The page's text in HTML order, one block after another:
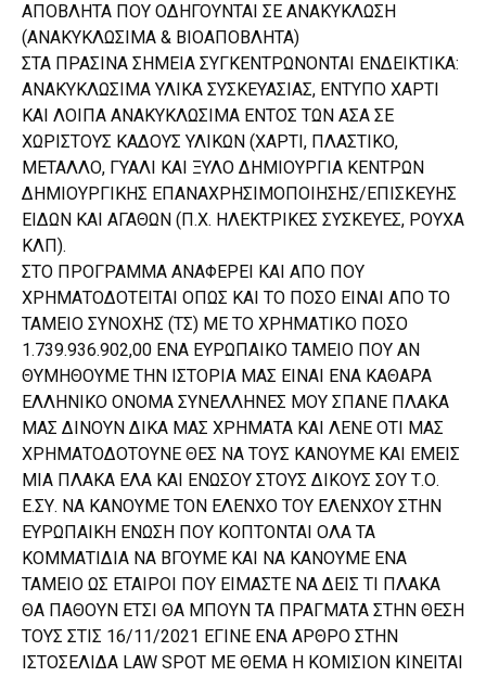
ΑΠΟΒΛΗΤΑ ΠΟΥ ΟΔΗΓΟΥΝΤΑΙ ΣΕ ΑΝΑΚΥΚΛΩΣΗ
(ΑΝΑΚΥΚΛΩΣΙΜΑ & ΒΙΟΑΠΟΒΛΗΤΑ)
ΣΤΑ ΠΡΑΣΙΝΑ ΣΗΜΕΙΑ ΣΥΓΚΕΝΤΡΩΝΟΝΤΑΙ ΕΝΔΕΙΚΤΙΚΑ:
ΑΝΑΚΥΚΛΩΣΙΜΑ ΥΛΙΚΑ ΣΥΣΚΕΥΑΣΙΑΣ, ΕΝΤΥΠΟ ΧΑΡΤΙ
ΚΑΙ ΛΟΙΠΑ ΑΝΑΚΥΚΛΩΣΙΜΑ ΕΝΤΟΣ ΤΩΝ ΑΣΑ ΣΕ
ΧΩΡΙΣΤΟΥΣ ΚΑΔΟΥΣ ΥΛΙΚΩΝ (ΧΑΡΤΙ, ΠΛΑΣΤΙΚΟ,
ΜΕΤΑΛΛΟ, ΓΥΑΛΙ ΚΑΙ ΞΥΛΟ ΔΗΜΙΟΥΡΓΙΑ ΚΕΝΤΡΩΝ
ΔΗΜΙΟΥΡΓΙΚΗΣ ΕΠΑΝΑΧΡΗΣΙΜΟΠΟΙΗΣΗΣ/ΕΠΙΣΚΕΥΗΣ
ΕΙΔΩΝ ΚΑΙ ΑΓΑΘΩΝ (Π.Χ. ΗΛΕΚΤΡΙΚΕΣ ΣΥΣΚΕΥΕΣ, ΡΟΥΧΑ
ΚΛΠ).
ΣΤΟ ΠΡΟΓΡΑΜΜΑ ΑΝΑΦΕΡΕΙ ΚΑΙ ΑΠΟ ΠΟΥ
ΧΡΗΜΑΤΟΔΟΤΕΙΤΑΙ ΟΠΩΣ ΚΑΙ ΤΟ ΠΟΣΟ ΕΙΝΑΙ ΑΠΟ ΤΟ
ΤΑΜΕΙΟ ΣΥΝΟΧΗΣ (TΣ) ΜΕ ΤΟ ΧΡΗΜΑΤΙΚΟ ΠΟΣΟ
1.739.936.902,00 ΕΝΑ ΕΥΡΩΠΑΙΚΟ ΤΑΜΕΙΟ ΠΟΥ ΑΝ
ΘΥΜΗΘΟΥΜΕ ΤΗΝ ΙΣΤΟΡΙΑ ΜΑΣ ΕΙΝΑΙ ΕΝΑ ΚΑΘΑΡΑ
ΕΛΛΗΝΙΚΟ ΟΝΟΜΑ ΣΥΝΕΛΛΗΝΕΣ ΜΟΥ ΣΠΑΝΕ ΠΛΑΚΑ
ΜΑΣ ΔΙΝΟΥΝ ΔΙΚΑ ΜΑΣ ΧΡΗΜΑΤΑ ΚΑΙ ΛΕΝΕ ΟΤΙ ΜΑΣ
ΧΡΗΜΑΤΟΔΟΤΟΥΝΕ ΘΕΣ ΝΑ ΤΟΥΣ ΚΑΝΟΥΜΕ ΚΑΙ ΕΜΕΙΣ
ΜΙΑ ΠΛΑΚΑ ΕΛΑ ΚΑΙ ΕΝΩΣΟΥ ΣΤΟΥΣ ΔΙΚΟΥΣ ΣΟΥ Τ.Ο.
Ε.ΣΥ. ΝΑ ΚΑΝΟΥΜΕ ΤΟΝ ΕΛΕΝΧΟ ΤΟΥ ΕΛΕΝΧΟΥ ΣΤΗΝ
ΕΥΡΩΠΑΙΚΗ ΕΝΩΣΗ ΠΟΥ ΚΟΠΤΟΝΤΑΙ ΟΛΑ ΤΑ
ΚΟΜΜΑΤΙΔΙΑ ΝΑ ΒΓΟΥΜΕ ΚΑΙ ΝΑ ΚΑΝΟΥΜΕ ΕΝΑ
ΤΑΜΕΙΟ ΩΣ ΕΤΑΙΡΟΙ ΠΟΥ ΕΙΜΑΣΤΕ ΝΑ ΔΕΙΣ ΤΙ ΠΛΑΚΑ
ΘΑ ΠΑΘΟΥΝ ΕΤΣΙ ΘΑ ΜΠΟΥΝ ΤΑ ΠΡΑΓΜΑΤΑ ΣΤΗΝ ΘΕΣΗ
ΤΟΥΣ ΣΤΙΣ 16/11/2021 ΕΓΙΝΕ ΕΝΑ ΑΡΘΡΟ ΣΤΗΝ
ΙΣΤΟΣΕΛΙΔΑ LAW SPOT ΜΕ ΘΕΜΑ Η ΚΟΜΙΣΙΟΝ ΚΙΝΕΙΤΑΙ